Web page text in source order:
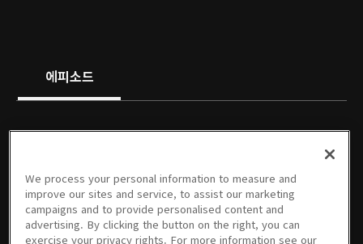
에피소드
01회
06/26/2021 • 57분
02회
07/03/2021 • 59분
01회
09/26/2021 • 46분
02회
10/03/2021 • 48분
03회
10/10/2021 • 43분
We process your personal information to measure and
improve our sites and service, to assist our marketing
campaigns and to provide personalised content and
advertising. By clicking the button on the right, you can
exercise your privacy rights. For more information see our